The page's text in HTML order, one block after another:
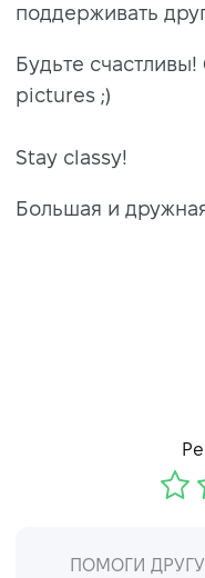
поддерживать
Будьте
pictures ;)
Stay classy!
Большая и
ПОМОГИ ДРУГУ